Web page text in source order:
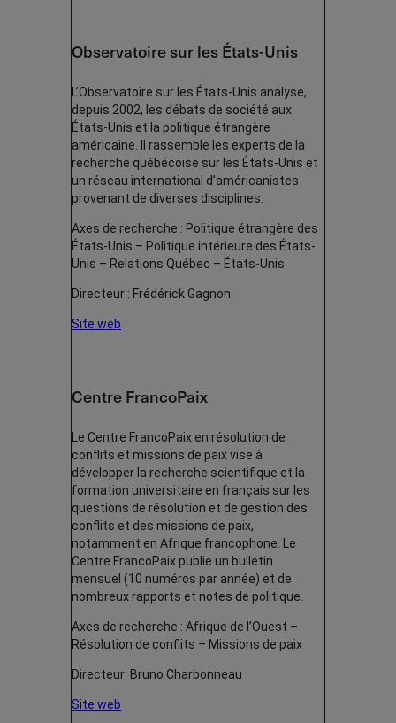
Observatoire sur les États-Unis
L’Observatoire sur les États-Unis analyse,
depuis 2002, les débats de société aux
États-Unis et la politique étrangère
américaine. Il rassemble les experts de la
recherche québécoise sur les États-Unis et
un réseau international d’américanistes
provenant de diverses disciplines.
Axes de recherche : Politique étrangère des
États-Unis – Politique intérieure des États-
Unis – Relations Québec – États-Unis
Directeur : Frédérick Gagnon
Site web
Centre FrancoPaix
Le Centre FrancoPaix en résolution de
conflits et missions de paix vise à
développer la recherche scientifique et la
formation universitaire en français sur les
questions de résolution et de gestion des
conflits et des missions de paix,
notamment en Afrique francophone. Le
Centre FrancoPaix publie un bulletin
mensuel (10 numéros par année) et de
nombreux rapports et notes de politique.
Axes de recherche : Afrique de l’Ouest –
Résolution de conflits – Missions de paix
Directeur: Bruno Charbonneau
Site web